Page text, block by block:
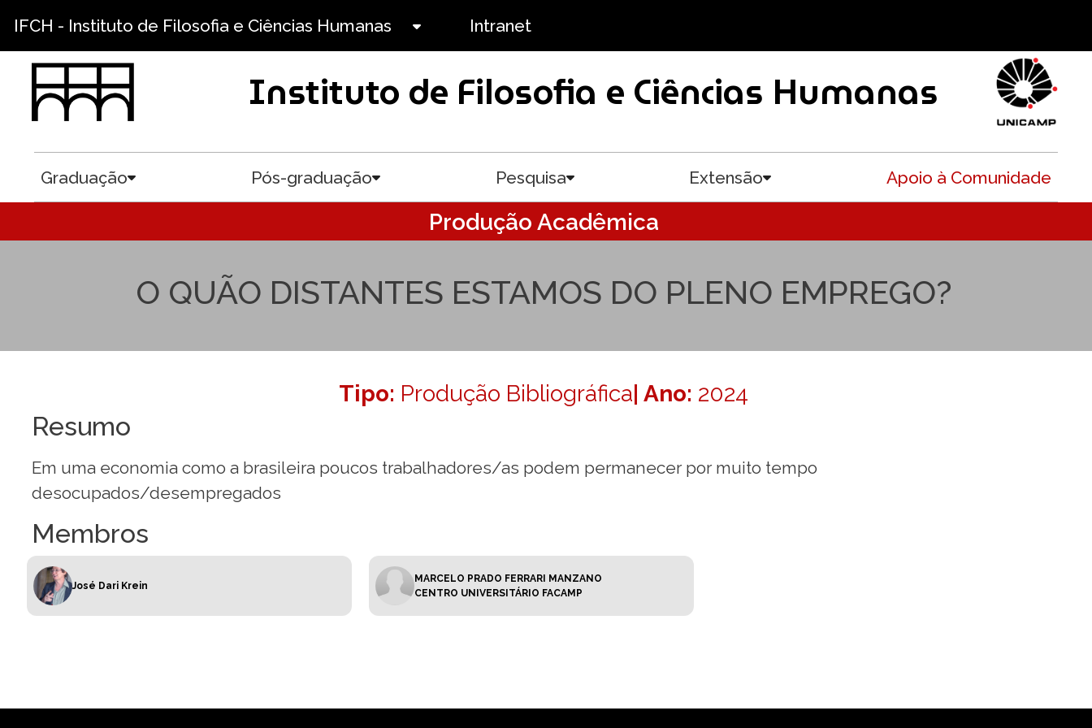
IFCH - Instituto de Filosofia e Ciências Humanas Intranet
Instituto de Filosofia e Ciências Humanas
Graduação Pós-graduação Pesquisa Extensão Apoio à Comunidade
Produção Acadêmica
O QUÃO DISTANTES ESTAMOS DO PLENO EMPREGO?
Tipo: Produção Bibliográfica| Ano: 2024
Resumo
Em uma economia como a brasileira poucos trabalhadores/as podem permanecer por muito tempo
desocupados/desempregados
Membros
José Dari Krein
MARCELO PRADO FERRARI MANZANO
CENTRO UNIVERSITÁRIO FACAMP